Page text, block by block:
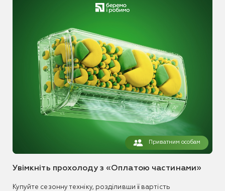
Приватним особам
Увімкніть прохолоду з «Оплатою частинами»
Купуйте сезонну техніку, розділивши її вартість